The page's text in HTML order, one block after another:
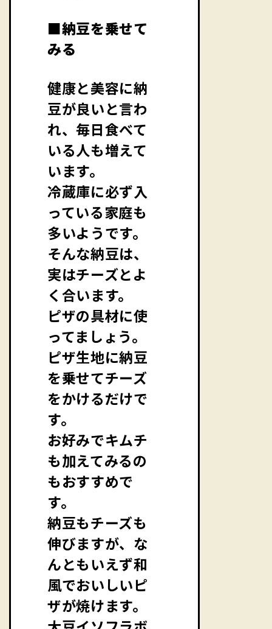
■納豆を乗せて
みる
健康と美容に納
豆が良いと言わ
れ、毎日食べて
いる人も増えて
います。
冷蔵庫に必ず入
っている家庭も
多いようです。
そんな納豆は、
実はチーズとよ
く合います。
ピザの具材に使
ってましょう。
ピザ生地に納豆
を乗せてチーズ
をかけるだけで
す。
お好みでキムチ
も加えてみるの
もおすすめで
す。
納豆もチーズも
伸びますが、な
んともいえず和
風でおいしいピ
ザが焼けます。